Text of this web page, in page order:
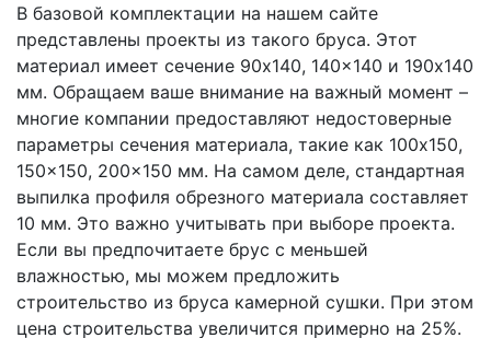
В базовой комплектации на нашем сайте
представлены проекты из такого бруса. Этот
материал имеет сечение 90x140, 140x140 и 190x140
мм. Обращаем ваше внимание на важный момент –
многие компании предоставляют недостоверные
параметры сечения материала, такие как 100x150,
150x150, 200x150 мм. На самом деле, стандартная
выпилка профиля обрезного материала составляет
10 мм. Это важно учитывать при выборе проекта.
Если вы предпочитаете брус с меньшей
влажностью, мы можем предложить
строительство из бруса камерной сушки. При этом
цена строительства увеличится примерно на 25%.